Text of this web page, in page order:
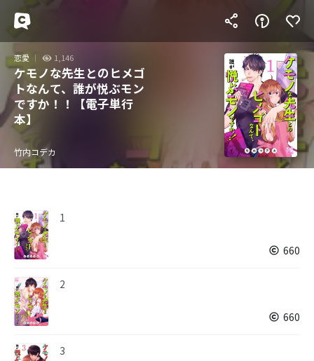
恋愛 1,146
ケモノな先生とのヒメゴ
トなんて、誰が悦ぶモン
ですか！！【電子単行
本】
竹内コデカ
1
660
2
660
3